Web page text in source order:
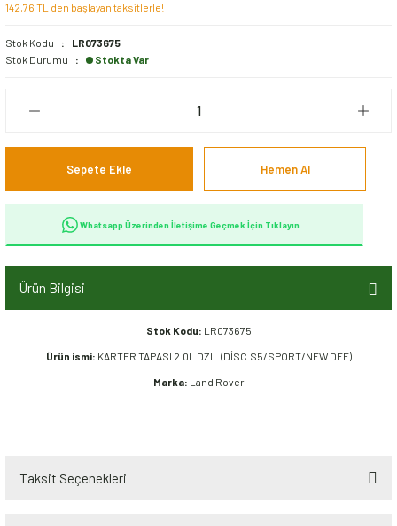
142,76 TL den başlayan taksitlerle!
Stok Kodu
LR073675
Stok Durumu
Stokta Var
Sepete Ekle Hemen Al
Whatsapp Üzerinden İletişime Geçmek İçin Tıklayın
Ürün Bilgisi
Stok Kodu: LR073675
Ürün ismi: KARTER TAPASI 2.0L DZL. (DİSC.S5/SPORT/NEW.DEF)
Marka: Land Rover
Taksit Seçenekleri